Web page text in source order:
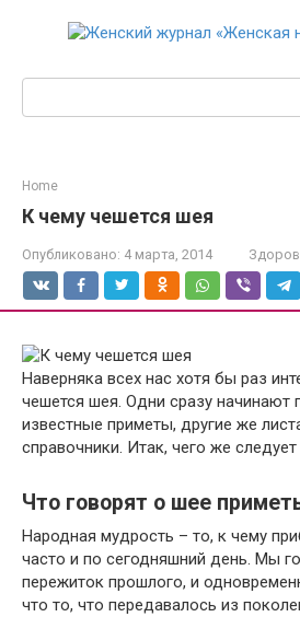
Поиск:
Home
К чему чешется шея
Опубликовано: 4 марта, 2014
Наверняка всех нас хотя бы раз
чешется шея. Одни сразу начинают
известные приметы, другие же
справочники. Итак, чего же
Что говорят о шее
Народная мудрость – то, к чему
часто и по сегодняшний день. Мы
пережиток прошлого, и
что то, что передавалось из